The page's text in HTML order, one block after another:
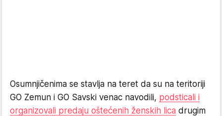
Osumnjičenima se stavlja na teret da su na teritoriji
GO Zemun i GO Savski venac navodili, podsticali i
organizovali predaju oštećenih ženskih lica drugim